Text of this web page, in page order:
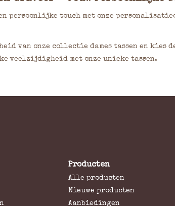
persoonlijke touch met onze
van onze collectie dames tassen en kies
veelzijdigheid met onze unieke tassen.
Producten
Alle producten
Nieuwe producten
Aanbiedingen